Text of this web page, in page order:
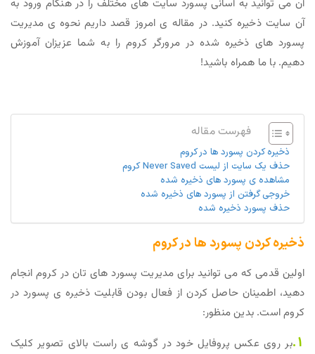
آن می توانید به آسانی پسورد سایت های مختلف را در هنگام ورود به
آن سایت ذخیره کنید. در مقاله ی امروز قصد داریم نحوه ی مدیریت
پسورد های ذخیره شده در مرورگر کروم را به شما عزیزان آموزش
دهیم. با ما همراه باشید!
فهرست مقاله
ذخیره کردن پسورد ها در کروم
حذف یک سایت از لیست Never Saved کروم
مشاهده ی پسورد های ذخیره شده
خروجی گرفتن از پسورد های ذخیره شده
حذف پسورد ذخیره شده
ذخیره کردن پسورد ها در کروم
اولین قدمی که می توانید برای مدیریت پسورد های تان در کروم انجام
دهید، اطمینان حاصل کردن از فعال بودن قابلیت ذخیره ی پسورد در
کروم است. بدین منظور:
1. بر روی عکس پروفایل خود در گوشه ی راست بالای تصویر کلیک